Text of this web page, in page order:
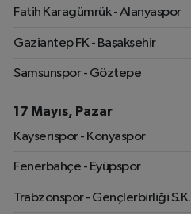
Fatih Karagümrük - Alanyaspor
Gaziantep FK - Başakşehir
Samsunspor - Göztepe
17 Mayıs, Pazar
Kayserispor - Konyaspor
Fenerbahçe - Eyüpspor
Trabzonspor - Gençlerbirliği S.K.